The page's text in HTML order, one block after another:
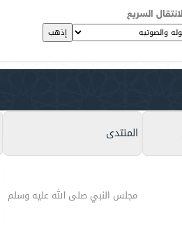
السريع
المنتدى
مجلس النبي صلى الله عليه وسلم